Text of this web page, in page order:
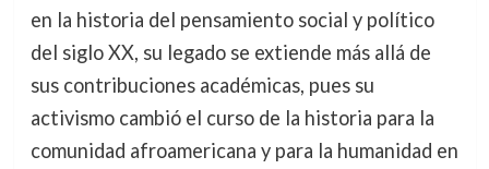
en la historia del pensamiento social y político
del siglo XX, su legado se extiende más allá de
sus contribuciones académicas, pues su
activismo cambió el curso de la historia para la
comunidad afroamericana y para la humanidad en